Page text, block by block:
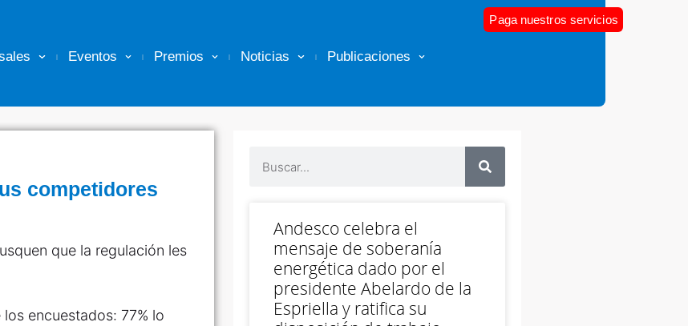
Eventos Premios Noticias Publicaciones
Paga nuestros servicios
competidores
que la regulación les
Andesco celebra el
mensaje de soberanía
energética dado por el
presidente Abelardo de la
Espriella y ratifica su